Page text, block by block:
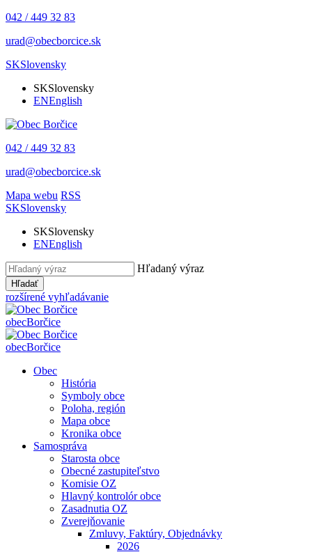
042 / 449 32 83
urad@obecborcice.sk
SKSlovensky
SKSlovensky
ENEnglish
042 / 449 32 83
urad@obecborcice.sk
Mapa webu RSS
SKSlovensky
SKSlovensky
ENEnglish
Hľadaný výraz
Hľadať
rozšírené vyhľadávanie
obecBorčice
obecBorčice
Obec
História
Symboly obce
Poloha, región
Mapa obce
Kronika obce
Samospráva
Starosta obce
Obecné zastupiteľstvo
Komisie OZ
Hlavný kontrolór obce
Zasadnutia OZ
Zverejňovanie
Zmluvy, Faktúry, Objednávky
2026